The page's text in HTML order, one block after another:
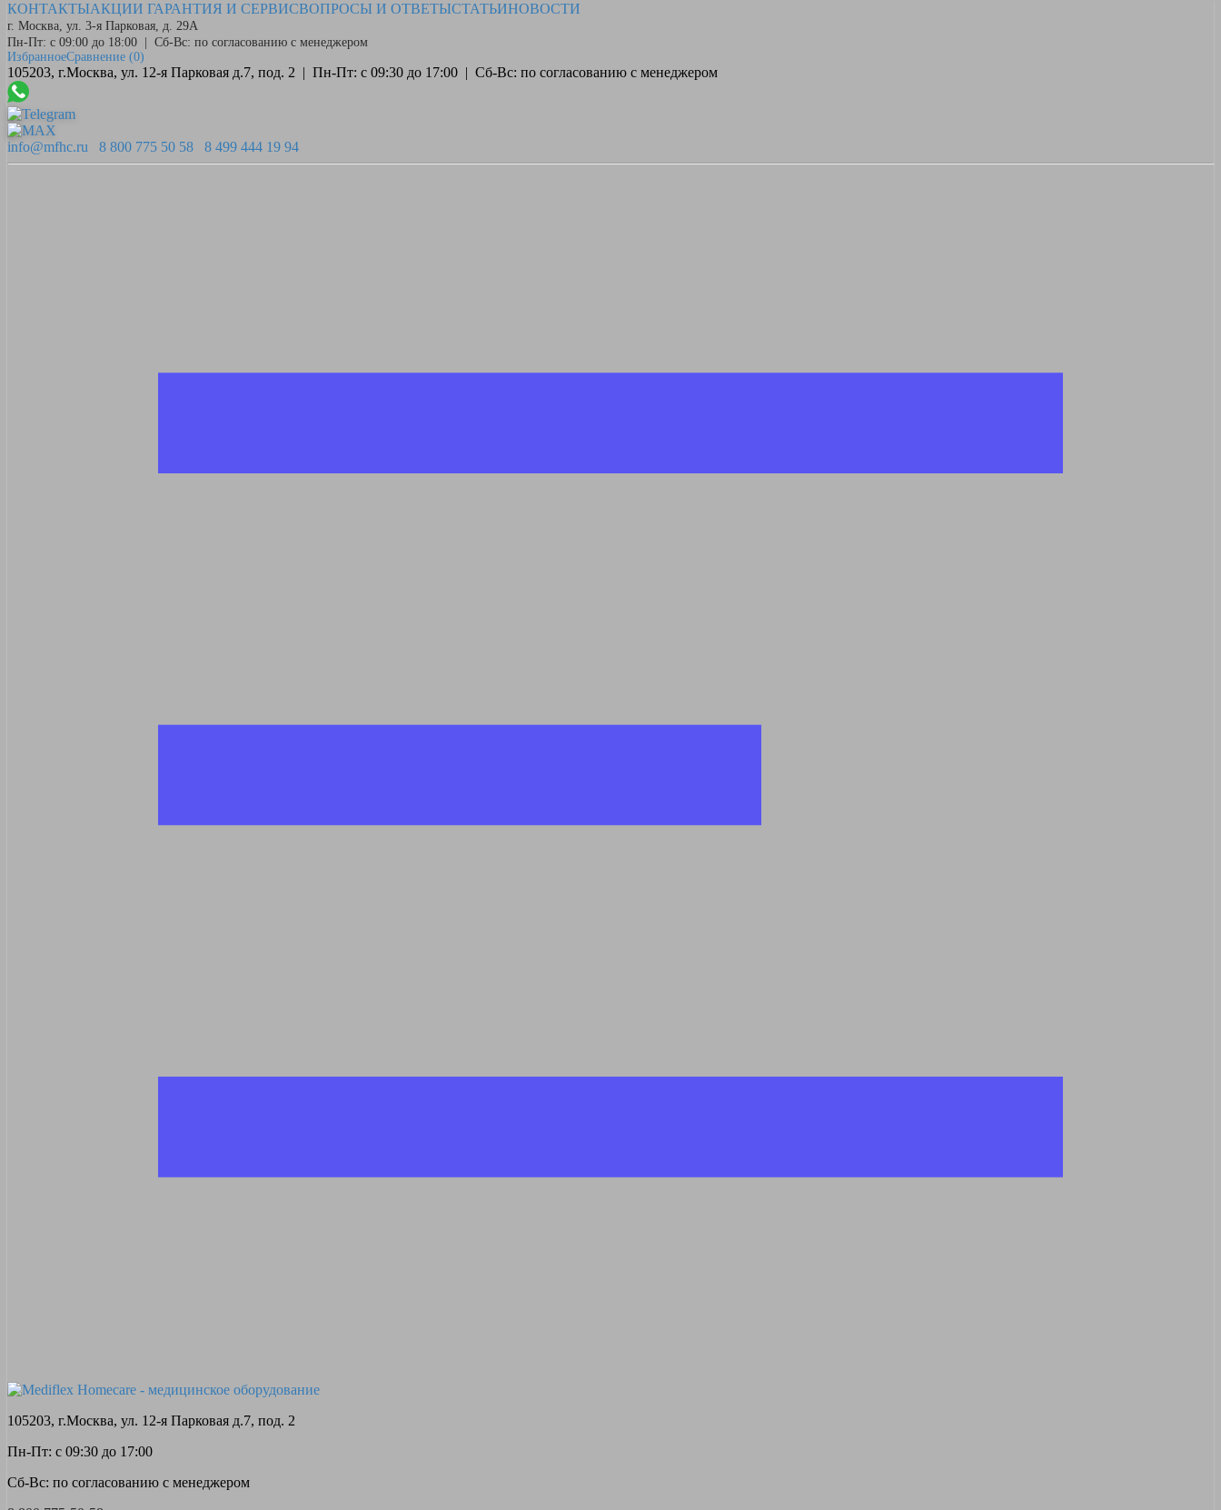
КОНТАКТЫАКЦИИ ГАРАНТИЯ И СЕРВИСВОПРОСЫ И ОТВЕТЫСТАТЬИНОВОСТИ
г. Москва, ул. 3-я Парковая, д. 29А
Пн-Пт: с 09:00 до 18:00 | Сб-Вс: по согласованию с менеджером
ИзбранноеСравнение (0)
105203, г.Москва, ул. 12-я Парковая д.7, под. 2 | Пн-Пт: с 09:30 до 17:00 | Сб-Вс: по согласованию с менеджером
info@mfhc.ru 8 800 775 50 58 8 499 444 19 94
105203, г.Москва, ул. 12-я Парковая д.7, под. 2
Пн-Пт: с 09:30 до 17:00
Сб-Вс: по согласованию с менеджером